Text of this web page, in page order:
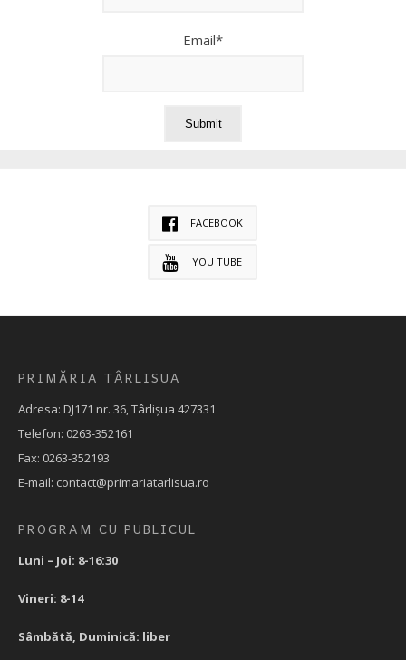
Email*
FACEBOOK
YOU TUBE
PRIMĂRIA TÂRLISUA
Adresa: DJ171 nr. 36, Târlișua 427331
Telefon: 0263-352161
Fax: 0263-352193
E-mail: contact@primariatarlisua.ro
PROGRAM CU PUBLICUL
Luni – Joi: 8-16:30
Vineri: 8-14
Sâmbătă, Duminică: liber